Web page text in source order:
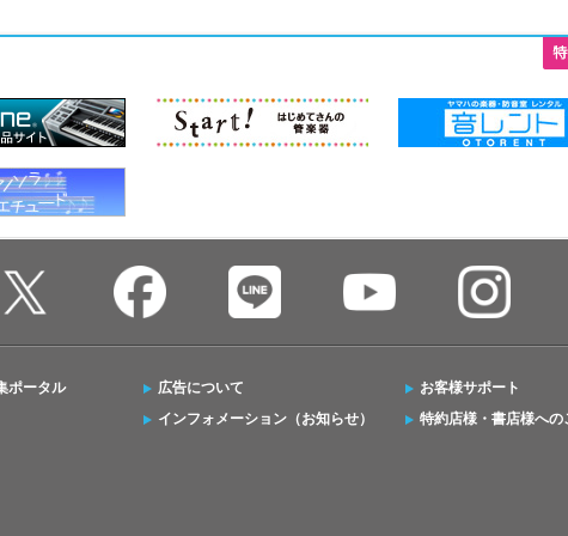
ポータル
広告について
インフォメーション（お知らせ）
お客様サポート
特約店様・書店様への